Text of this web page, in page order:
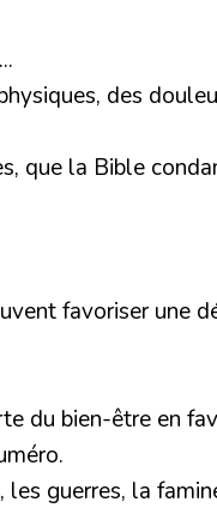
des
que la Bible
favoriser une
du bien-être en
guerres, la